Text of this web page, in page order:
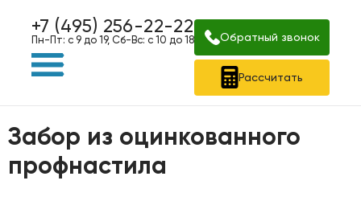
+7 (495) 256-22-22
Пн-Пт: с 9 до 19, Сб-Вс: с 10 до 18 Обратный звонок
Рассчитать
Забор из оцинкованного
профнастила